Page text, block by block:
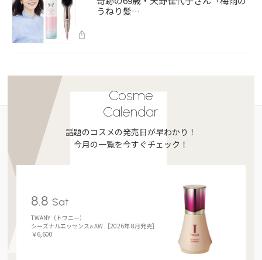
うねり髪…
Cosme
Calendar
話題のコスメの発売日が早わかり！
今月の一覧を今すぐチェック！
8.8 Sat
TWANY（トワニー）
シーズナルエッセンスa AW ［2026年 8月発売］
￥6,600